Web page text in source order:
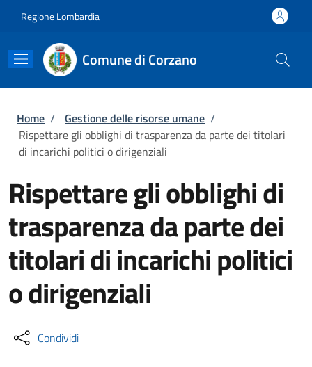
Regione Lombardia
Comune di Corzano
Briciole di pane
Home / Gestione delle risorse umane /
Rispettare gli obblighi di trasparenza da parte dei titolari
di incarichi politici o dirigenziali
Rispettare gli obblighi di
trasparenza da parte dei
titolari di incarichi politici
o dirigenziali
Condividi